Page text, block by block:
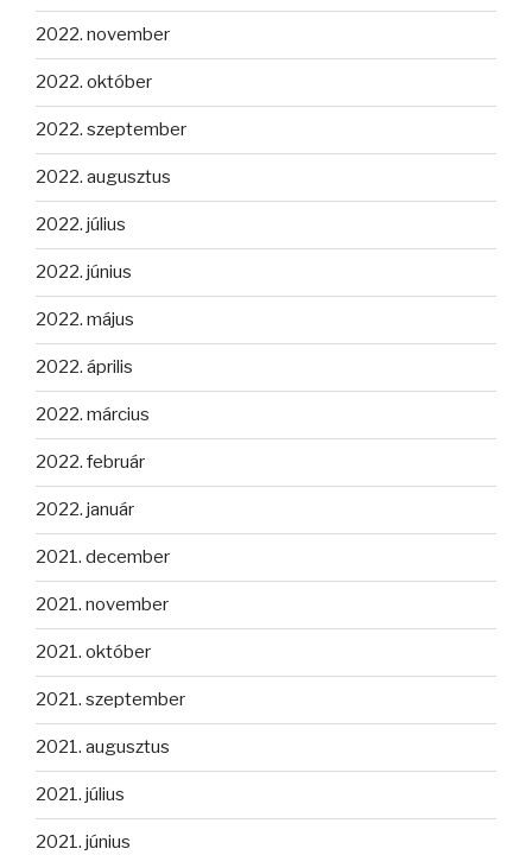
2022. november
2022. október
2022. szeptember
2022. augusztus
2022. július
2022. június
2022. május
2022. április
2022. március
2022. február
2022. január
2021. december
2021. november
2021. október
2021. szeptember
2021. augusztus
2021. július
2021. június